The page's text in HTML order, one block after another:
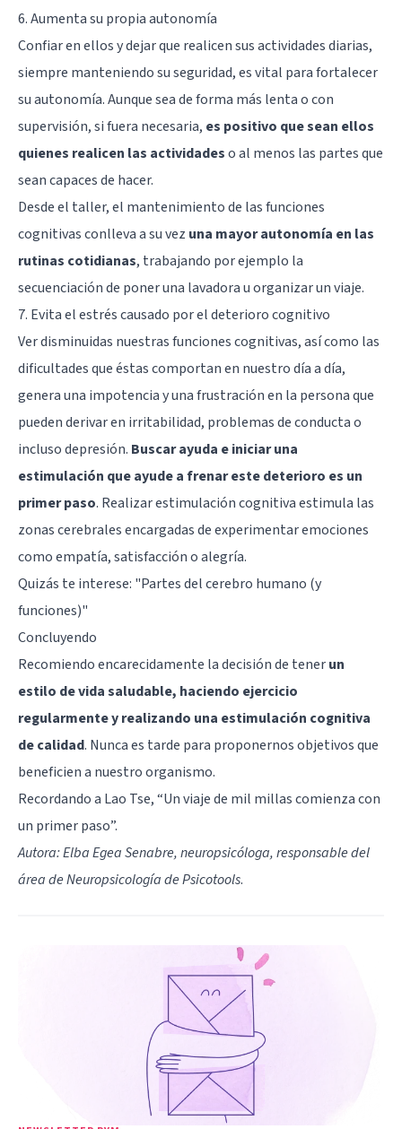
6. Aumenta su propia autonomía
Confiar en ellos y dejar que realicen sus actividades diarias,
siempre manteniendo su seguridad, es vital para fortalecer
su autonomía. Aunque sea de forma más lenta o con
supervisión, si fuera necesaria, es positivo que sean ellos
quienes realicen las actividadeso al menos las partes que
sean capaces de hacer.
Desde el taller, el mantenimiento de las funciones
cognitivas conlleva a su vez una mayor autonomía en las
rutinas cotidianas, trabajando por ejemplo la
secuenciación de poner una lavadora u organizar un viaje.
7. Evita el estrés causado por el deterioro cognitivo
Ver disminuidas nuestras funciones cognitivas, así como las
dificultades que éstas comportan en nuestro día a día,
genera una impotencia y una frustración en la persona que
pueden derivar en irritabilidad, problemas de conducta o
incluso depresión. Buscar ayuda e iniciar una
estimulación que ayude a frenar este deterioro es un
primer paso. Realizar estimulación cognitiva estimula las
zonas cerebrales encargadas de experimentar emociones
como empatía, satisfacción o alegría.
Quizás te interese: "Partes del cerebro humano (y
funciones)"
Concluyendo
Recomiendo encarecidamente la decisión de tenerun
estilo de vida saludable, haciendo ejercicio
regularmente y realizando una estimulación cognitiva
de calidad. Nunca es tarde para proponernos objetivos que
beneficien a nuestro organismo.
Recordando a Lao Tse, “Un viaje de mil millas comienza con
un primer paso”.
Autora: Elba Egea Senabre, neuropsicóloga, responsable del
área de Neuropsicología de Psicotools.